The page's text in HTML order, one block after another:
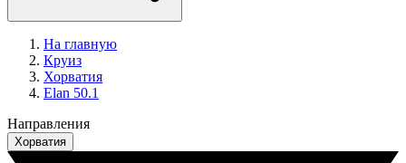
На главную
Круиз
Хорватия
Elan 50.1
Направления
Хорватия